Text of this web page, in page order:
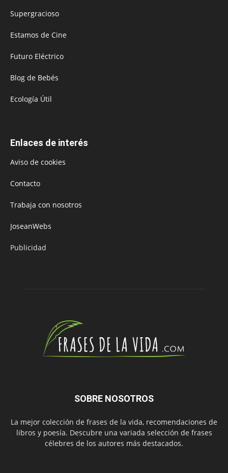
Supergracioso
Estamos de Cine
Futuro Eléctrico
Blog de Bebés
Ecología Útil
Enlaces de interés
Aviso de cookies
Contacto
Trabaja con nosotros
JoseanWebs
Publicidad
SOBRE NOSOTROS
La mejor colección de frases de la vida, recomendaciones de
libros y poesía. Descubre una variada selección de frases
célebres de los autores más destacados.